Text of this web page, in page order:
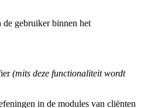
gebruiker binnen het
(mits deze functionaliteit wordt
in de modules van cliënten